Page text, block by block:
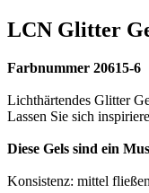
LCN Glitter
Farbnummer 20615-6
Lichthärtendes Glitter
Lassen Sie sich
Diese Gels sind ein
Konsistenz: mittel